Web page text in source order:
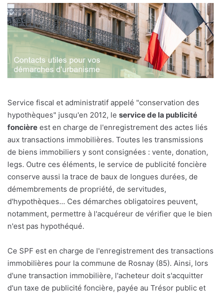
Service fiscal et administratif appelé "conservation des
hypothèques" jusqu'en 2012, le service de la publicité
foncière est en charge de l'enregistrement des actes liés
aux transactions immobilières. Toutes les transmissions
de biens immobiliers y sont consignées : vente, donation,
legs. Outre ces éléments, le service de publicité foncière
conserve aussi la trace de baux de longues durées, de
démembrements de propriété, de servitudes,
d'hypothèques... Ces démarches obligatoires peuvent,
notamment, permettre à l'acquéreur de vérifier que le bien
n'est pas hypothéqué.
Ce SPF est en charge de l'enregistrement des transactions
immobilières pour la commune de Rosnay (85). Ainsi, lors
d'une transaction immobilière, l'acheteur doit s'acquitter
d'un taxe de publicité foncière, payée au Trésor public et